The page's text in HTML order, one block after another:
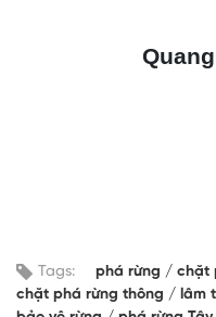
Tags: phá rừng
chặt
chặt phá rừng thông
lâm